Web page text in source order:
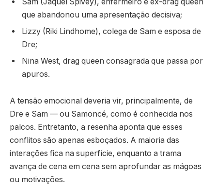
que abandonou uma apresentação decisiva;
Lizzy (Riki Lindhome), colega de Sam e esposa de
Dre;
Nina West, drag queen consagrada que passa por
apuros.
A tensão emocional deveria vir, principalmente, de
Dre e Sam — ou Samoncé, como é conhecida nos
palcos. Entretanto, a resenha aponta que esses
conflitos são apenas esboçados. A maioria das
interações fica na superfície, enquanto a trama
avança de cena em cena sem aprofundar as mágoas
ou motivações.